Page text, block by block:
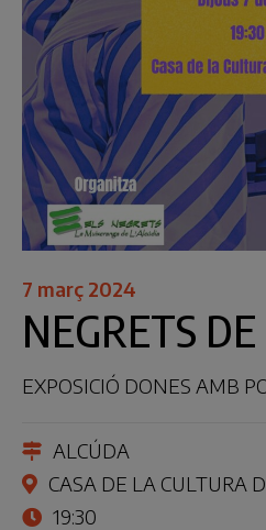
7 març 2024
NEGRETS
EXPOSICIÓ DONES AMB
ALCÚDA
CASA DE LA CULTURA
19:30